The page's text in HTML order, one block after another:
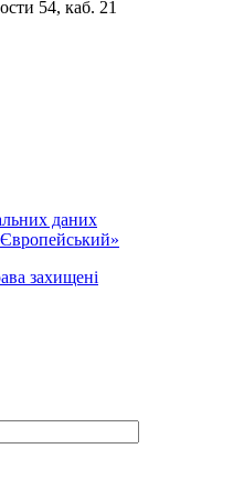
54, каб. 21
даних
захищені